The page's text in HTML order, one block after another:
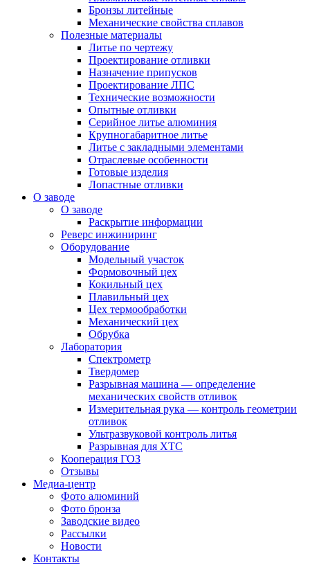
Бронзы литейные
Механические свойства сплавов
Полезные материалы
Литье по чертежу
Проектирование отливки
Назначение припусков
Проектирование ЛПС
Технические возможности
Опытные отливки
Серийное литье алюминия
Крупногабаритное литье
Литье с закладными элементами
Отраслевые особенности
Готовые изделия
Лопастные отливки
О заводе
О заводе
Раскрытие информации
Реверс инжиниринг
Оборудование
Модельный участок
Формовочный цех
Кокильный цех
Плавильный цех
Цех термообработки
Механический цех
Обрубка
Лаборатория
Спектрометр
Твердомер
Разрывная машина — определение
механических свойств отливок
Измерительная рука — контроль геометрии
отливок
Ультразвуковой контроль литья
Разрывная для ХТС
Кооперация ГОЗ
Отзывы
Медиа-центр
Фото алюминий
Фото бронза
Заводские видео
Рассылки
Новости
Контакты